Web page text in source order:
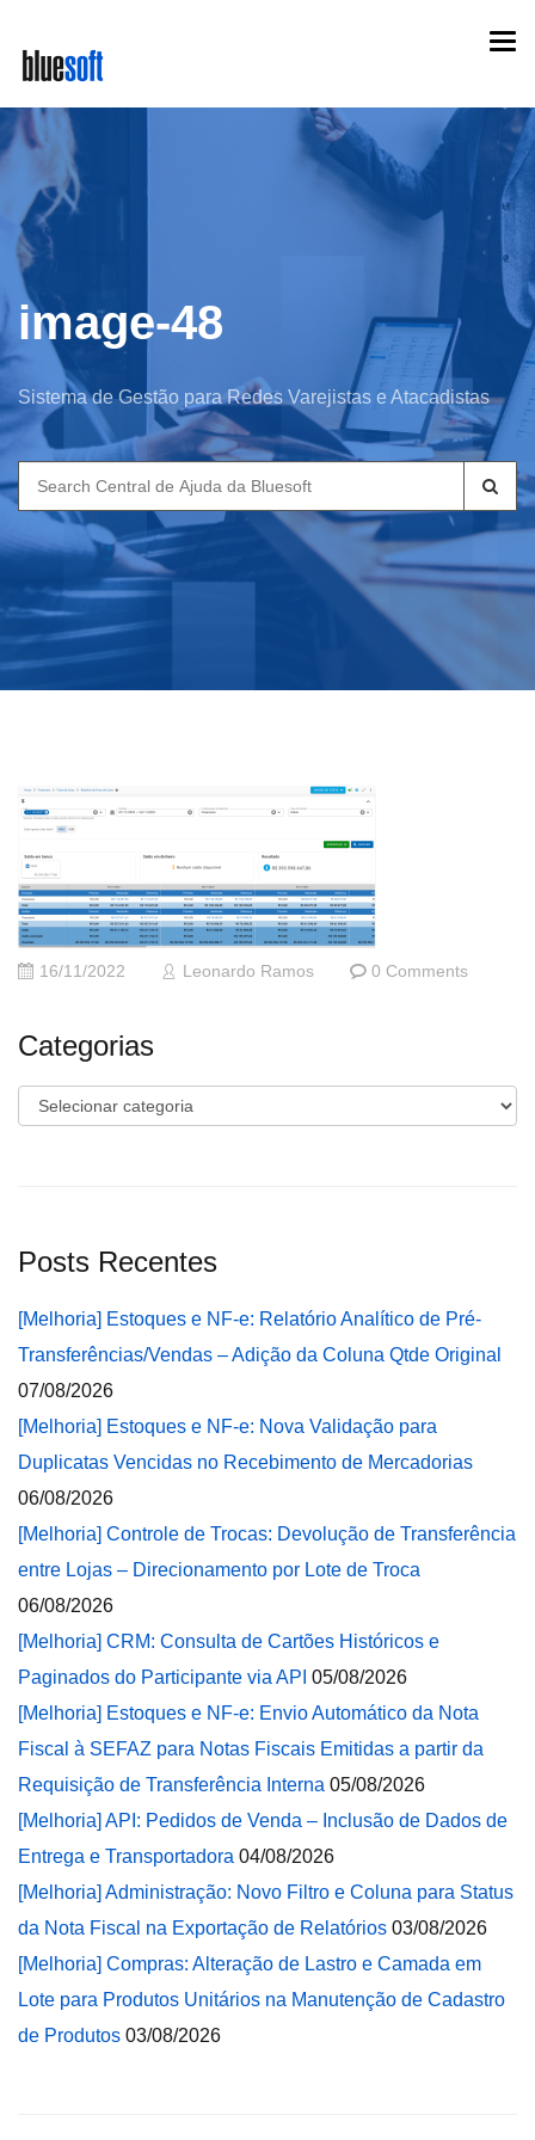
main
content
image-48
Sistema de Gestão para Redes Varejistas e Atacadistas
Search
for:
16/11/2022 Leonardo Ramos 0 Comments
Categorias
Categorias
Posts Recentes
[Melhoria] Estoques e NF-e: Relatório Analítico de Pré-
Transferências/Vendas – Adição da Coluna Qtde Original
07/08/2026
[Melhoria] Estoques e NF-e: Nova Validação para
Duplicatas Vencidas no Recebimento de Mercadorias
06/08/2026
[Melhoria] Controle de Trocas: Devolução de Transferência
entre Lojas – Direcionamento por Lote de Troca
06/08/2026
[Melhoria] CRM: Consulta de Cartões Históricos e
Paginados do Participante via API 05/08/2026
[Melhoria] Estoques e NF-e: Envio Automático da Nota
Fiscal à SEFAZ para Notas Fiscais Emitidas a partir da
Requisição de Transferência Interna 05/08/2026
[Melhoria] API: Pedidos de Venda – Inclusão de Dados de
Entrega e Transportadora 04/08/2026
[Melhoria] Administração: Novo Filtro e Coluna para Status
da Nota Fiscal na Exportação de Relatórios 03/08/2026
[Melhoria] Compras: Alteração de Lastro e Camada em
Lote para Produtos Unitários na Manutenção de Cadastro
de Produtos 03/08/2026